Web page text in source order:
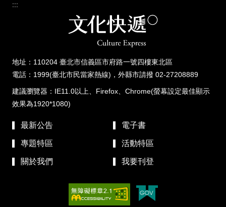
:::
地址：110204 臺北市信義區市府路一號四樓東北區
電話：1999(臺北市民當家熱線)，外縣市請撥 02-27208889
建議瀏覽器：IE11.0以上、Firefox、Chrome(螢幕設定最佳顯示
效果為1920*1080)
最新公告 電子書
專題特區 活動特區
關於我們 我要刊登